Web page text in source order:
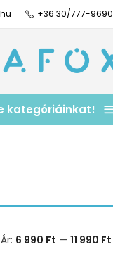
+36 30/777-9690
kategóriáinkat!
Ár: 6 990 Ft — 11 990 Ft